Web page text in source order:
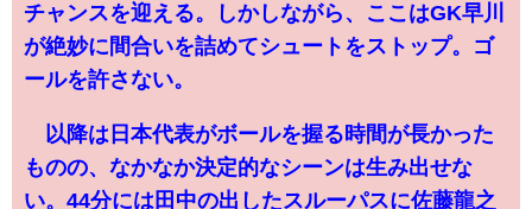
チャンスを迎える。しかしながら、ここはGK早川
が絶妙に間合いを詰めてシュートをストップ。ゴ
ールを許さない。
以降は日本代表がボールを握る時間が長かった
ものの、なかなか決定的なシーンは生み出せな
い。44分には田中の出したスルーパスに佐藤龍之